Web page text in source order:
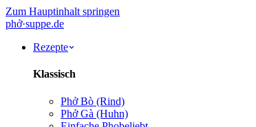
Zum Hauptinhalt springen
phở·suppe.de
Rezepte
Klassisch
Phở Bò (Rind)
Phở Gà (Huhn)